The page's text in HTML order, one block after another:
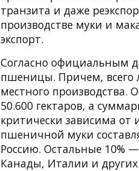
транзита и даже
производстве муки и
экспорт.
Согласно официальным
пшеницы. Причем, всего
местного производства.
50.600 гектаров, а
критически зависима
пшеничной муки
Россию. Остальные 10%
Канады, Италии и других